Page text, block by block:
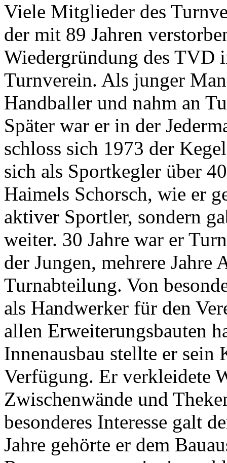
Viele Mitglieder des
der mit 89 Jahren
Wiedergründung des
Turnverein. Als junger
Handballer und nahm an
Später war er in der
schloss sich 1973 der
sich als Sportkegler über
Haimels Schorsch, wie er
aktiver Sportler, sondern
weiter. 30 Jahre war er
der Jungen, mehrere Jahre
Turnabteilung. Von
als Handwerker für den
allen Erweiterungsbauten
Innenausbau stellte er sein
Verfügung. Er verkleidete
Zwischenwände und
besonderes Interesse galt
Jahre gehörte er dem